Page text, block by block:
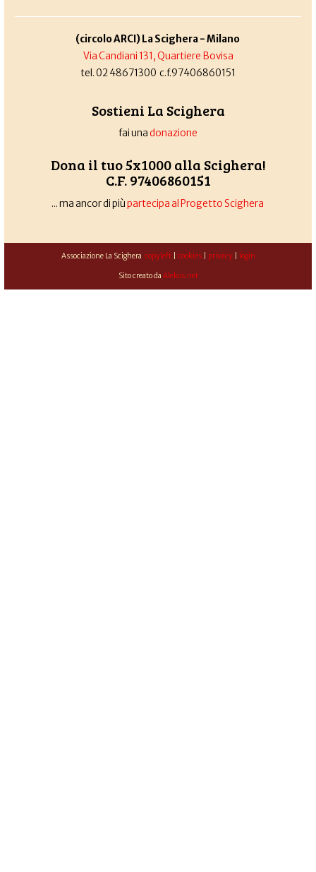
(circolo ARCI) La Scighera - Milano
Via Candiani 131, Quartiere Bovisa
tel. 02 48671300 c.f.97406860151
Sostieni La Scighera
fai unadonazione
Dona il tuo 5x1000 alla Scighera!
C.F. 97406860151
... ma ancor di piùpartecipa al Progetto Scighera
Associazione La Scighera copyleft| cookies| privacy| login
Sito creato da Alekos.net